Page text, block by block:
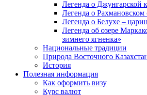
Легенда о Джунгарской
Легенда о Рахмановском
Легенда о Белухе –
Легенда об озере
зимнего ягненка»
Национальные традиции
Природа Восточного
История
Полезная информация
Как оформить визу
Курс валют